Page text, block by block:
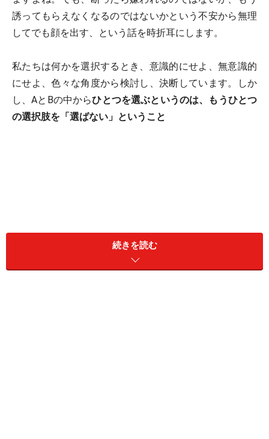
誘ってもらえなくなるのではないかという不安から無理
してでも顔を出す、という話を時折耳にします。
私たちは何かを選択するとき、意識的にせよ、無意識的
にせよ、色々な角度から検討し、決断しています。しか
し、AとBの中からひとつを選ぶというのは、もうひとつ
の選択肢を「選ばない」ということ
続きを読む